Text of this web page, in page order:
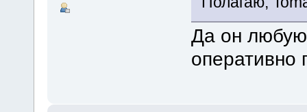
Да он
оперативно